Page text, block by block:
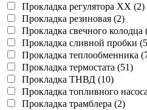
Прокладка регулятора ХХ (2)
Прокладка резиновая (2)
Прокладка свечного колодца
Прокладка сливной пробки
Прокладка теплообменника
Прокладка термостата (51)
Прокладка ТНВД (10)
Прокладка топливного
Прокладка трамблера (2)